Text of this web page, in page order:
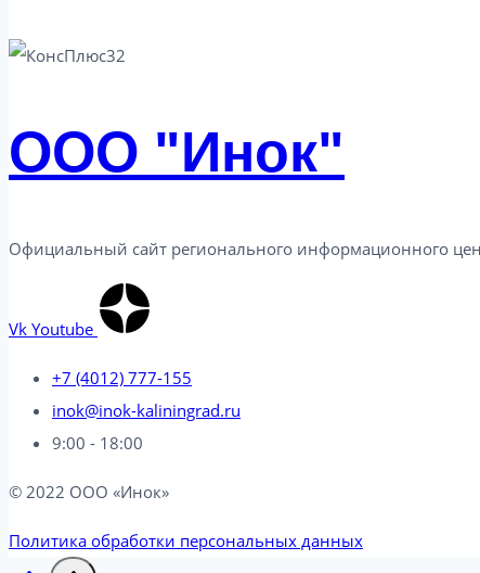
ООО "Инок"
Официальный сайт регионального информационного
Vk Youtube
+7 (4012) 777-155
inok@inok-kaliningrad.ru
9:00 - 18:00
© 2022 ООО «Инок»
Политика обработки персональных данных